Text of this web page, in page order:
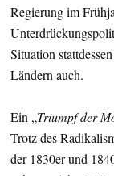
Regierung im
Situation
Ländern auch.
Ein „Triumpf der
Trotz des
der 1830er und